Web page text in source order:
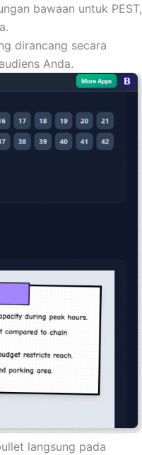
bawaan untuk PEST,
dirancang secara
Anda.
langsung pada